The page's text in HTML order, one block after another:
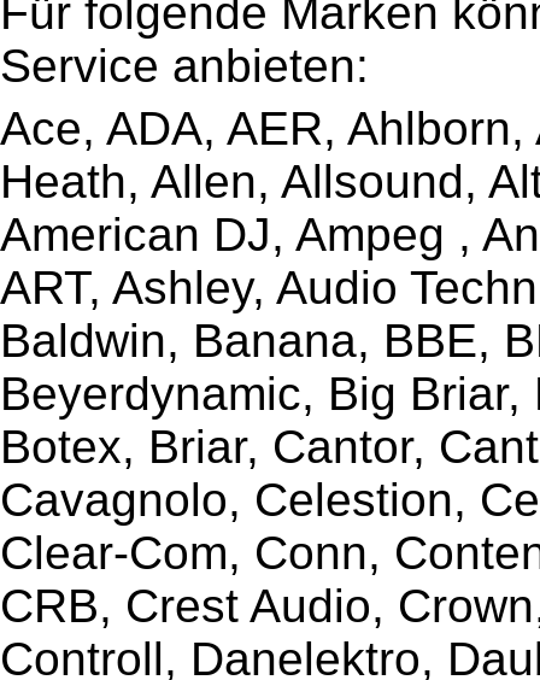
Für folgende Marken
Service anbieten:
Ace, ADA, AER,
Heath, Allen, Allsound,
American DJ, Ampeg ,
ART, Ashley, Audio
Baldwin, Banana, BBE,
Beyerdynamic, Big
Botex, Briar, Cantor,
Cavagnolo, Celestion,
Clear-Com, Conn,
CRB, Crest Audio,
Controll, Danelektro,